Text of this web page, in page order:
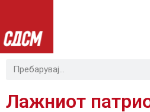
Лажниот